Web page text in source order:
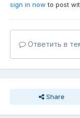
sign in now to post
Ответить в
Share